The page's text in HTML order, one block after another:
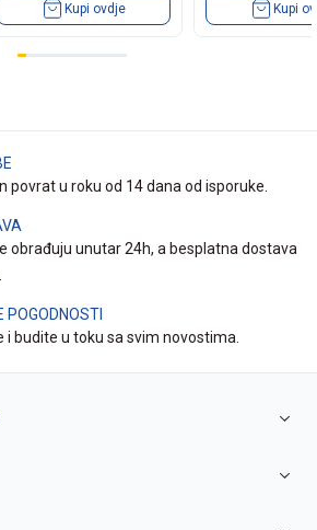
Kupi ovdje Kupi
povrat u roku od 14 dana od isporuke.
obrađuju unutar 24h, a besplatna dostava
POGODNOSTI
i budite u toku sa svim novostima.